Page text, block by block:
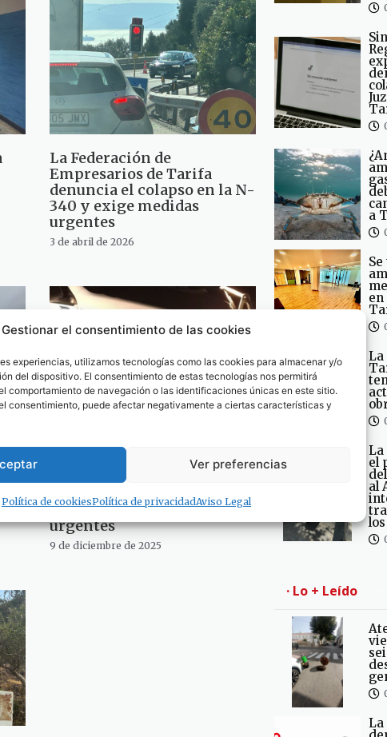
Gestionar el consentimiento de las cookies
experiencias, utilizamos tecnologías como las cookies para almacenar y/o
del dispositivo. El consentimiento de estas tecnologías nos permitirá
comportamiento de navegación o las identificaciones únicas en este sitio.
consentimiento, puede afectar negativamente a ciertas características y
Ver preferencias
Política de cookiesPolítica de privacidadAviso Legal
La Federación de
Empresarios de Tarifa
denuncia el colapso en la N-
340 y exige medidas
urgentes
3 de abril de 2026
La Asociación Unificada de
Alternativas denuncian
falta de medios contra la
droga y exigen medidas
urgentes
9 de diciembre de 2025
a
La
La
el
al
· Lo + Leído
La